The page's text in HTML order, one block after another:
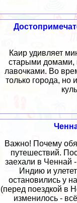
Каир удивляет
старыми
лавочками. Во
только города, но
Важно! Почему
путешествий.
заехали в Ченнай -
Индию и
остановились у
(перед поездкой в
изменилось -